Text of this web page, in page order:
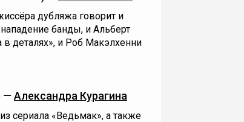
дубляжа говорит и
банды, и Альберт
деталях», и Роб Макэлхенни
— Александра Курагина
сериала «Ведьмак», а также